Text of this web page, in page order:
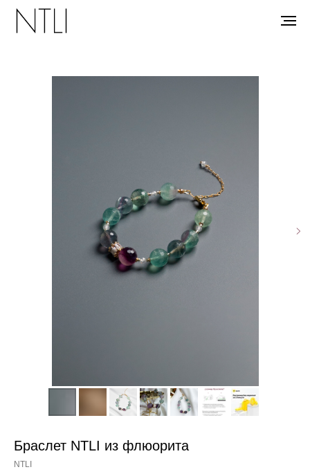
Браслет NTLI из флюорита
NTLI